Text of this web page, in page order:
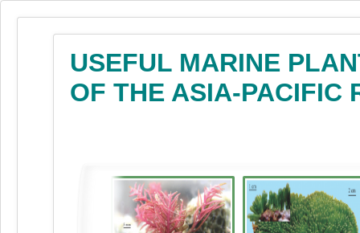
USEFUL MARINE
OF THE ASIA-PACIFIC